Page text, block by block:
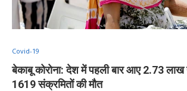
Covid-19
बेकाबू कोरोना: देश में पहली बार आए 2.73
1619 संक्रमितों की मौत